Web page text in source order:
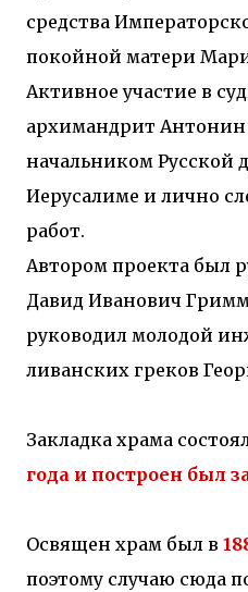
средства
покойной матери
Активное участие в
архимандрит Антонин
начальником Русской
Иерусалиме и лично
работ.
Автором проекта был
Давид Иванович
руководил молодой
ливанских греков
Закладка храма
года и построен был
Освящен храм был в
поэтому случаю сюда